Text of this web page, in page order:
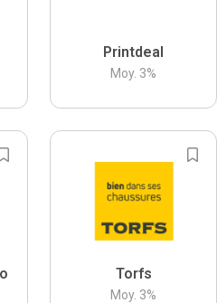
Printdeal
Moy. 3%
Torfs
Moy. 3%